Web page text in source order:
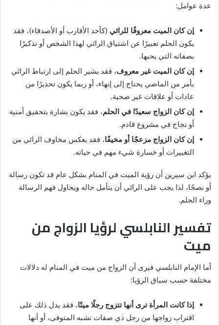
عدة عوامل:
إن كان الميت معروفًا للرائي (كأحد الأقارب أو الأصدقاء)، فقد
يكون الحلم تعبيرًا عن اشتياق الرائي لهذا الشخص أو تذكيرًا
بصفاته التي يحبها.
إن كان الميت غير معروف، فقد يشير الحلم إلى ارتباط الرائي
بأمر من الماضي يحتاج إلى إنهاء، أو ربما يكون تحذيرًا من
عادات أو علاقات غير صحية.
إن كان الزواج سعيدًا في الحلم، فقد يكون بشارة بتحقيق أمنية
أو نجاح في مشروع قادم.
إن كان الزواج مزعجًا أو مخيفًا، فقد يعكس مخاوف الرائي من
التغييرات أو خسارة شيء مهم في حياته.
يؤكد ابن سيرين أن رؤية الميت في المنام بشكل عام قد تكون رسالة
أو نصحًا، لذا يجب على الرائي أن يتأمل حاله ويحاول فهم الرسالة
وراء الحلم.
تفسير النابلسي لرؤيا الزواج من
ميت
أما الإمام النابلسي فيرى أن الزواج من ميت في المنام له دلالات
مختلفة حسب سياق الرؤيا:
إذا كانت المرأة ترى أنها تتزوج رجلًا ميتًا، فقد يدل ذلك على
اقتراب زواجها من رجل ذي صفات تشبه المتوفى، أو أنها